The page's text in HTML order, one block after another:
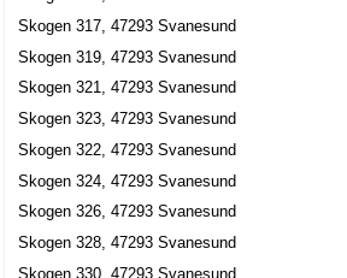
Skogen 317, 47293 Svanesund
Skogen 319, 47293 Svanesund
Skogen 321, 47293 Svanesund
Skogen 323, 47293 Svanesund
Skogen 322, 47293 Svanesund
Skogen 324, 47293 Svanesund
Skogen 326, 47293 Svanesund
Skogen 328, 47293 Svanesund
Skogen 330, 47293 Svanesund